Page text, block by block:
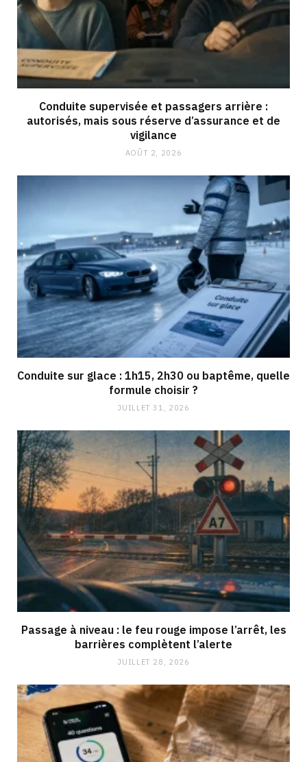
Conduite supervisée et passagers arrière :
autorisés, mais sous réserve d’assurance et de
vigilance
AOÛT 2, 2026
Conduite sur glace : 1h15, 2h30 ou baptême, quelle
formule choisir ?
JUILLET 31, 2026
Passage à niveau : le feu rouge impose l’arrêt, les
barrières complètent l’alerte
JUILLET 28, 2026